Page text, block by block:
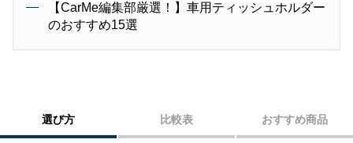
【CarMe編集部厳選！】車用ティッシュホルダー
のおすすめ15選
選び方 比較表 おすすめ商品